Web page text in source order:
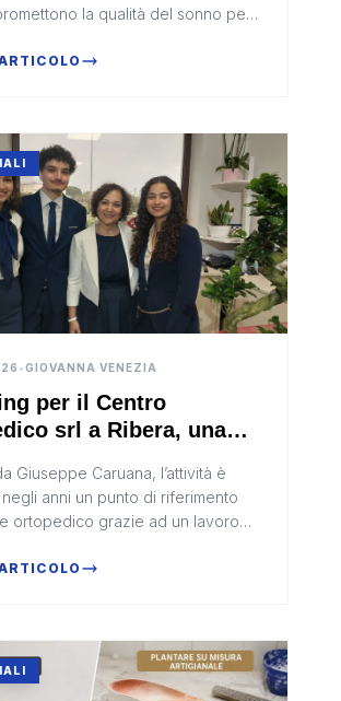
la qualità del sonno per
scelta basata solo sul prezzo,
evitarli con una consulenza
•GIOVANNA VENEZIA
per il Centro
srl a Ribera, una
(Video)
Giuseppe Caruana, l’attività è
anni un punto di riferimento
ortopedico grazie ad un lavoro
artigianale dei prodotti